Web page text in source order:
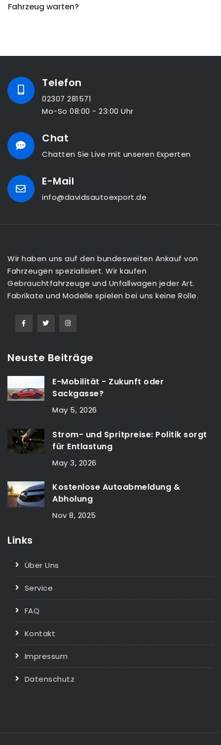
Fahrzeug warten?
Telefon
02307 281571
Mo-So 08:00 - 23:00 Uhr
Chat
Chatten Sie Live mit unseren Experten
E-Mail
info@davidsautoexport.de
Wir haben uns auf den bundesweiten Ankauf von
Fahrzeugen spezialisiert. Wir kaufen
Gebrauchtfahrzeuge und Unfallwagen jeder Art.
Fabrikate und Modelle spielen bei uns keine Rolle.
Neuste Beiträge
E-Mobilität - Zukunft oder
Sackgasse?
May 5, 2026
Strom- und Spritpreise: Politik sorgt
für Entlastung
May 3, 2026
Kostenlose Autoabmeldung &
Abholung
Nov 8, 2025
Links
Über Uns
Service
FAQ
Kontakt
Impressum
Datenschutz